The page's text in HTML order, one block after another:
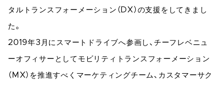
タルトランスフォーメーション（DX）の支援をしてきまし
た。
2019年3月にスマートドライブへ参画し、チーフレベニュ
ーオフィサーとしてモビリティトランスフォーメーション
（MX）を推進すべくマーケティングチーム、カスタマーサク